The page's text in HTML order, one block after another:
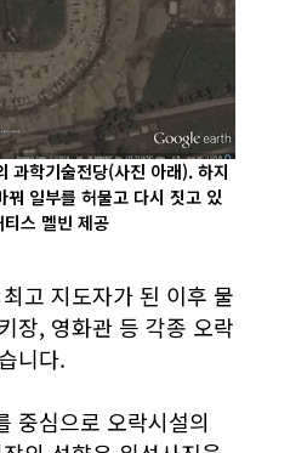
과학기술전당(사진 아래). 하지
일부를 허물고 다시 짓고 있
스 멜빈 제공
고 지도자가 된 이후 물
장, 영화관 등 각종 오락
니다.
중심으로 오락시설의